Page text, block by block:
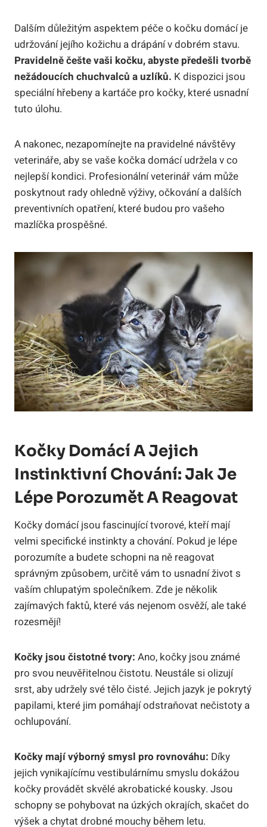
Dalším důležitým aspektem péče o kočku domácí je
udržování jejího kožichu a drápání v dobrém stavu.
Pravidelně češte vaši kočku, abyste předešli tvorbě
nežádoucích chuchvalců a uzlíků. K dispozici jsou
speciální hřebeny a kartáče pro kočky, které usnadní
tuto úlohu.
A nakonec, nezapomínejte na pravidelné návštěvy
veterináře, aby se vaše kočka domácí udržela v co
nejlepší kondici. Profesionální veterinář vám může
poskytnout rady ohledně výživy, očkování a dalších
preventivních opatření, které budou pro vašeho
mazlíčka prospěšné.
Kočky Domácí A Jejich
Instinktivní Chování: Jak Je
Lépe Porozumět A Reagovat
Kočky domácí jsou fascinující tvorové, kteří mají
velmi specifické instinkty a chování. Pokud je lépe
porozumíte a budete schopni na ně reagovat
správným způsobem, určitě vám to usnadní život s
vaším chlupatým společníkem. Zde je několik
zajímavých faktů, které vás nejenom osvěží, ale také
rozesmějí!
Kočky jsou čistotné tvory: Ano, kočky jsou známé
pro svou neuvěřitelnou čistotu. Neustále si olizují
srst, aby udržely své tělo čisté. Jejich jazyk je pokrytý
papilami, které jim pomáhají odstraňovat nečistoty a
ochlupování.
Kočky mají výborný smysl pro rovnováhu: Díky
jejich vynikajícímu vestibulárnímu smyslu dokážou
kočky provádět skvělé akrobatické kousky. Jsou
schopny se pohybovat na úzkých okrajích, skačet do
výšek a chytat drobné mouchy během letu.